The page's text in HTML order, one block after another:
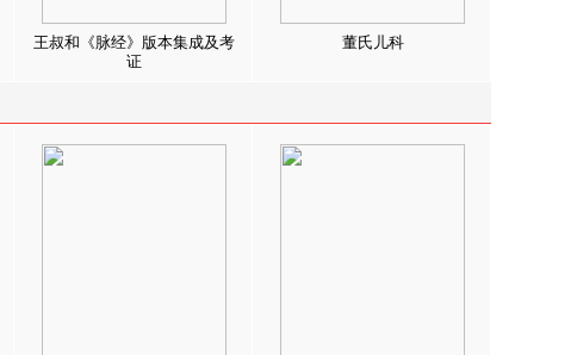
王叔和《脉经》版本集成及考
证
董氏儿科